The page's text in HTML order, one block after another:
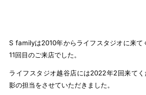
S familyは2010年からライフスタジオに来て
11回目のご来店でした。
ライフスタジオ越谷店には2022年2回来て
影の担当をさせていただきました。